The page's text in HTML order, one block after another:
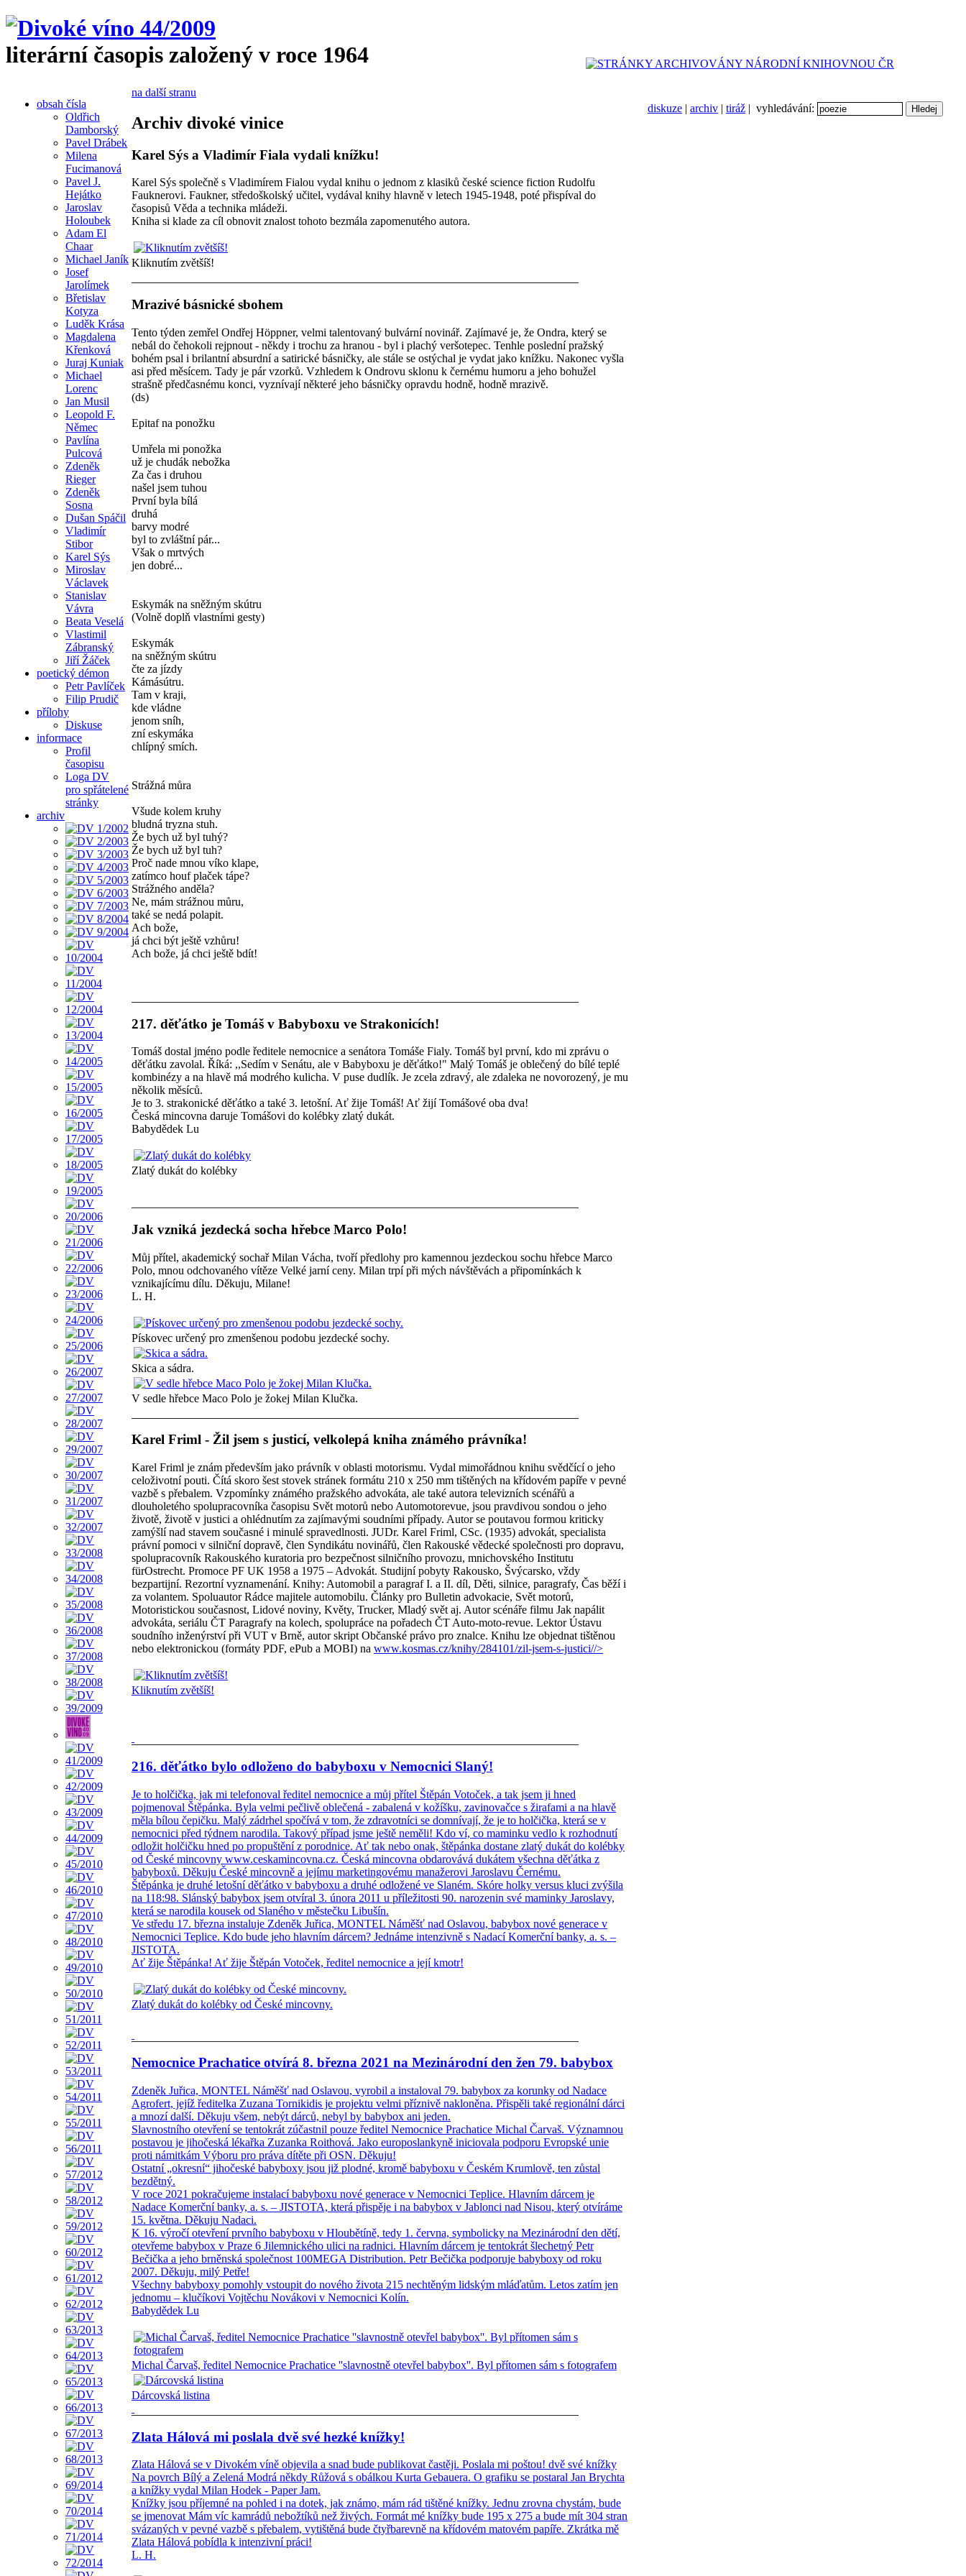
literární časopis založený v roce 1964
diskuze | archiv | tiráž | vyhledávání:
obsah čísla
Oldřich
Damborský
Pavel Drábek
Milena
Fucimanová
Pavel J.
Hejátko
Jaroslav
Holoubek
Adam El
Chaar
Michael Janík
Josef
Jarolímek
Břetislav
Kotyza
Luděk Krása
Magdalena
Křenková
Juraj Kuniak
Michael
Lorenc
Jan Musil
Leopold F.
Němec
Pavlína
Pulcová
Zdeněk
Rieger
Zdeněk
Sosna
Dušan Spáčil
Vladimír
Stibor
Karel Sýs
Miroslav
Václavek
Stanislav
Vávra
Beata Veselá
Vlastimil
Zábranský
Jiří Žáček
poetický démon
Petr Pavlíček
Filip Prudič
přílohy
Diskuse
informace
Profil
časopisu
Loga DV
pro spřátelené
stránky
archiv
na další stranu
Archiv divoké vinice
Karel Sýs a Vladimír Fiala vydali knížku!
Karel Sýs společně s Vladimírem Fialou vydal knihu o jednom z klasiků české science fiction Rudolfu
Fauknerovi. Faukner, středoškolský učitel, vydával knihy hlavně v letech 1945-1948, poté přispíval do
časopisů Věda a technika mládeži.
Kniha si klade za cíl obnovit znalost tohoto bezmála zapomenutého autora.
Kliknutím zvětšíš!
Mrazivé básnické sbohem
Tento týden zemřel Ondřej Höppner, velmi talentovaný bulvární novinář. Zajímavé je, že Ondra, který se
nebál do čehokoli rejpnout - někdy i trochu za hranou - byl i plachý veršotepec. Tenhle poslední pražský
bohém psal i brilantní absurdní a satirické básničky, ale stále se ostýchal je vydat jako knížku. Nakonec vyšla
asi před měsícem. Tady je pár vzorků. Vzhledem k Ondrovu sklonu k černému humoru a jeho bohužel
strašně předčasnému konci, vyznívají některé jeho básničky opravdu hodně, hodně mrazivě.
(ds)
Epitaf na ponožku
Umřela mi ponožka
už je chudák nebožka
Za čas i druhou
našel jsem tuhou
První byla bílá
druhá
barvy modré
byl to zvláštní pár...
Však o mrtvých
jen dobré...
Eskymák na sněžným skútru
(Volně doplň vlastními gesty)
Eskymák
na sněžným skútru
čte za jízdy
Kámásútru.
Tam v kraji,
kde vládne
jenom sníh,
zní eskymáka
chlípný smích.
Strážná můra
Všude kolem kruhy
bludná tryzna stuh.
Že bych už byl tuhý?
Že bych už byl tuh?
Proč nade mnou víko klape,
zatímco houf plaček tápe?
Strážného anděla?
Ne, mám strážnou můru,
také se nedá polapit.
Ach bože,
já chci být ještě vzhůru!
Ach bože, já chci ještě bdít!
217. děťátko je Tomáš v Babyboxu ve Strakonicích!
Tomáš dostal jméno podle ředitele nemocnice a senátora Tomáše Fialy. Tomáš byl první, kdo mi zprávu o
děťátku zavolal. Říká: ,,Sedím v Senátu, ale v Babyboxu je děťátko!" Malý Tomáš je oblečený do bílé teplé
kombinézy a na hlavě má modrého kulicha. V puse dudlík. Je zcela zdravý, ale zdaleka ne novorozený, je mu
několik měsíců.
Je to 3. strakonické děťátko a také 3. letošní. Ať žije Tomáš! Ať žijí Tomášové oba dva!
Česká mincovna daruje Tomášovi do kolébky zlatý dukát.
Babydědek Lu
Zlatý dukát do kolébky
Jak vzniká jezdecká socha hřebce Marco Polo!
Můj přítel, akademický sochař Milan Vácha, tvoří předlohy pro kamennou jezdeckou sochu hřebce Marco
Polo, mnou odchovaného vítěze Velké jarní ceny. Milan trpí při mých návštěvách a připomínkách k
vznikajícímu dílu. Děkuju, Milane!
L. H.
Pískovec určený pro zmenšenou podobu jezdecké sochy.
Skica a sádra.
V sedle hřebce Maco Polo je žokej Milan Klučka.
Karel Friml - Žil jsem s justicí, velkolepá kniha známého právníka!
Karel Friml je znám především jako právník v oblasti motorismu. Vydal mimořádnou knihu svědčící o jeho
celoživotní pouti. Čítá skoro šest stovek stránek formátu 210 x 250 mm tištěných na křídovém papíře v pevné
vazbě s přebalem. Vzpomínky známého pražského advokáta, ale také autora televizních scénářů a
dlouholetého spolupracovníka časopisu Svět motorů nebo Automotorevue, jsou pravdivou sondou o jeho
životě, životě v justici a ohlédnutím za zajímavými soudními případy. Autor se poutavou formou kriticky
zamýšlí nad stavem současné i minulé spravedlnosti. JUDr. Karel Friml, CSc. (1935) advokát, specialista
právní pomoci v silniční dopravě, člen Syndikátu novinářů, člen Rakouské vědecké společnosti pro dopravu,
spolupracovník Rakouského kuratoria pro bezpečnost silničního provozu, mnichovského Institutu
fürOstrecht. Promoce PF UK 1958 a 1975 – Advokát. Studijní pobyty Rakousko, Švýcarsko, vždy
bezpartijní. Rezortní vyznamenání. Knihy: Automobil a paragraf I. a II. díl, Děti, silnice, paragrafy, Čas běží i
za volantem. Spoluautor Rádce majitele automobilu. Články pro Bulletin advokacie, Svět motorů,
Motoristickou současnost, Lidové noviny, Květy, Trucker, Mladý svět aj. Autor scénáře filmu Jak napálit
advokáta, seriálu ČT Paragrafy na kolech, spolupráce na pořadech ČT Auto-moto-revue. Lektor Ústavu
soudního inženýrství při VUT v Brně, autor skript Občanské právo pro znalce. Knihu lze objednat tištěnou
nebo elektronickou (formáty PDF, ePub a MOBI) na www.kosmas.cz/knihy/284101/zil-jsem-s-justici//>
Kliknutím zvětšíš!
216. děťátko bylo odloženo do babyboxu v Nemocnici Slaný!
Je to holčička, jak mi telefonoval ředitel nemocnice a můj přítel Štěpán Votoček, a tak jsem ji hned
pojmenoval Štěpánka. Byla velmi pečlivě oblečená - zabalená v kožíšku, zavinovačce s žirafami a na hlavě
měla bílou čepičku. Malý zádrhel spočívá v tom, že zdravotníci se domnívají, že je to holčička, která se v
nemocnici před týdnem narodila. Takový případ jsme ještě neměli! Kdo ví, co maminku vedlo k rozhodnutí
odložit holčičku hned po propuštění z porodnice. Ať tak nebo onak, štěpánka dostane zlatý dukát do kolébky
od České mincovny www.ceskamincovna.cz. Česká mincovna obdarovává dukátem všechna děťátka z
babyboxů. Děkuju České mincovně a jejímu marketingovému manažerovi Jaroslavu Černému.
Štěpánka je druhé letošní děťátko v babyboxu a druhé odložené ve Slaném. Skóre holky versus kluci zvýšila
na 118:98. Slánský babybox jsem otvíral 3. února 2011 u příležitosti 90. narozenin své maminky Jaroslavy,
která se narodila kousek od Slaného v městečku Libušín.
Ve středu 17. března instaluje Zdeněk Juřica, MONTEL Náměšť nad Oslavou, babybox nové generace v
Nemocnici Teplice. Kdo bude jeho hlavním dárcem? Jednáme intenzivně s Nadací Komerční banky, a. s. –
JISTOTA.
Ať žije Štěpánka! Ať žije Štěpán Votoček, ředitel nemocnice a její kmotr!
Zlatý dukát do kolébky od České mincovny.
Nemocnice Prachatice otvírá 8. března 2021 na Mezinárodní den žen 79. babybox
Zdeněk Juřica, MONTEL Náměšť nad Oslavou, vyrobil a instaloval 79. babybox za korunky od Nadace
Agrofert, jejíž ředitelka Zuzana Tornikidis je projektu velmi příznivě nakloněna. Přispěli také regionální dárci
a mnozí další. Děkuju všem, nebýt dárců, nebyl by babybox ani jeden.
Slavnostního otevření se tentokrát zúčastnil pouze ředitel Nemocnice Prachatice Michal Čarvaš. Významnou
postavou je jihočeská lékařka Zuzanka Roithová. Jako europoslankyně iniciovala podporu Evropské unie
proti námitkám Výboru pro práva dítěte při OSN. Děkuju!
Ostatní „okresní“ jihočeské babyboxy jsou již plodné, kromě babyboxu v Českém Krumlově, ten zůstal
bezdětný.
V roce 2021 pokračujeme instalací babyboxu nové generace v Nemocnici Teplice. Hlavním dárcem je
Nadace Komerční banky, a. s. – JISTOTA, která přispěje i na babybox v Jablonci nad Nisou, který otvíráme
15. května. Děkuju Nadaci.
K 16. výročí otevření prvního babyboxu v Hloubětíně, tedy 1. června, symbolicky na Mezinárodní den dětí,
otevřeme babybox v Praze 6 Jilemnického ulici na radnici. Hlavním dárcem je tentokrát šlechetný Petr
Bečička a jeho brněnská společnost 100MEGA Distribution. Petr Bečička podporuje babyboxy od roku
2007. Děkuju, milý Petře!
Všechny babyboxy pomohly vstoupit do nového života 215 nechtěným lidským mláďatům. Letos zatím jen
jednomu – klučíkovi Vojtěchu Novákovi v Nemocnici Kolín.
Babydědek Lu
Michal Čarvaš, ředitel Nemocnice Prachatice ''slavnostně otevřel babybox''. Byl přítomen sám s fotografem
Dárcovská listina
Zlata Hálová mi poslala dvě své hezké knížky!
Zlata Hálová se v Divokém víně objevila a snad bude publikovat častěji. Poslala mi poštou! dvě své knížky
Na povrch Bílý a Zelená Modrá někdy Růžová s obálkou Kurta Gebauera. O grafiku se postaral Jan Brychta
a knížky vydal Milan Hodek - Paper Jam.
Knížky jsou příjemné na pohled i na dotek, jak známo, mám rád tištěné knížky. Jednu zrovna chystám, bude
se jmenovat Mám víc kamrádů nebožtíků než živých. Formát mé knížky bude 195 x 275 a bude mít 304 stran
svázaných v pevné vazbě s přebalem, vytištěná bude čtyřbarevně na křídovém matovém papíře. Zkrátka mě
Zlata Hálová pobídla k intenzivní práci!
L. H.